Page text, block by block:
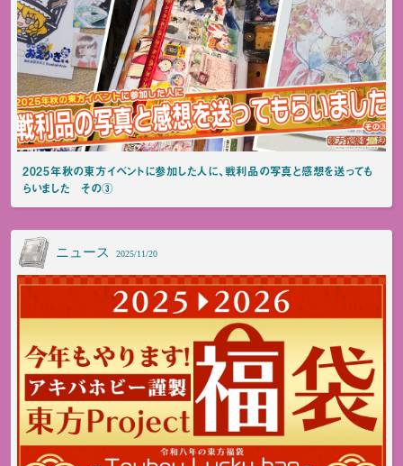
2025年秋の東方イベントに参加した人に、戦利品の写真と感想を送っても
らいました その③
ニュース 2025/11/20